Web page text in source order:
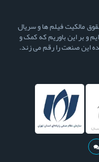
مالکیت فیلم ها و سریال
و بر این باوریم که کمک و
این صنعت را رقم می زند.